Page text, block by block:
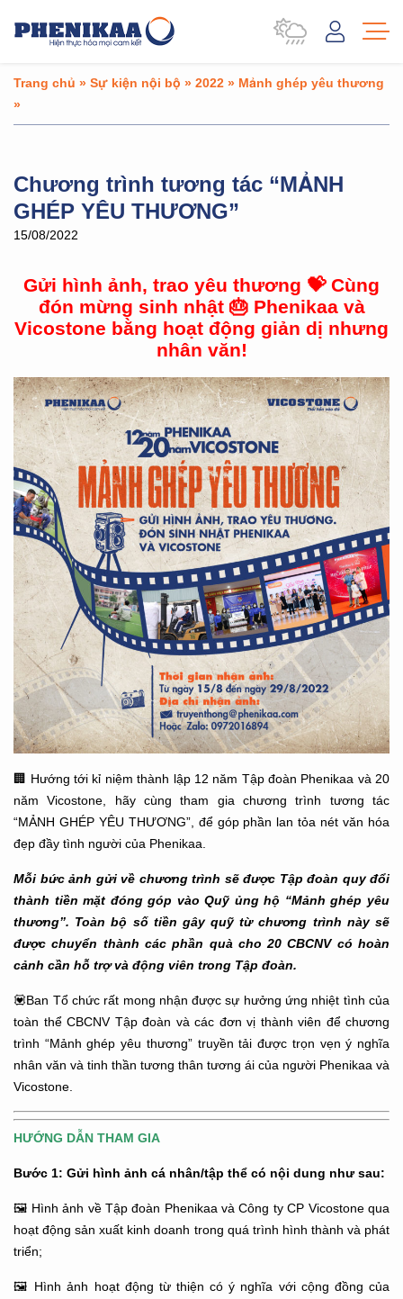
Trang chủ » Sự kiện nội bộ » 2022 » Mảnh ghép yêu thương
»
Chương trình tương tác “MẢNH
GHÉP YÊU THƯƠNG”
15/08/2022
Gửi hình ảnh, trao yêu thương 💝 Cùng
đón mừng sinh nhật 🎂 Phenikaa và
Vicostone bằng hoạt động giản dị nhưng
nhân văn!
🏢 Hướng tới kỉ niệm thành lập 12 năm Tập đoàn Phenikaa và 20
năm Vicostone, hãy cùng tham gia chương trình tương tác
“MẢNH GHÉP YÊU THƯƠNG”, để góp phần lan tỏa nét văn hóa
đẹp đầy tình người của Phenikaa.
Mỗi bức ảnh gửi về chương trình sẽ được Tập đoàn quy đổi
thành tiền mặt đóng góp vào Quỹ ủng hộ “Mảnh ghép yêu
thương”. Toàn bộ số tiền gây quỹ từ chương trình này sẽ
được chuyển thành các phần quà cho 20 CBCNV có hoàn
cảnh cần hỗ trợ và động viên trong Tập đoàn.
💟Ban Tổ chức rất mong nhận được sự hưởng ứng nhiệt tình của
toàn thể CBCNV Tập đoàn và các đơn vị thành viên để chương
trình “Mảnh ghép yêu thương” truyền tải được trọn vẹn ý nghĩa
nhân văn và tinh thần tương thân tương ái của người Phenikaa và
Vicostone.
HƯỚNG DẪN THAM GIA
Bước 1: Gửi hình ảnh cá nhân/tập thể có nội dung như sau:
🖼 Hình ảnh về Tập đoàn Phenikaa và Công ty CP Vicostone qua
hoạt động sản xuất kinh doanh trong quá trình hình thành và phát
triển;
🖼 Hình ảnh hoạt động từ thiện có ý nghĩa với cộng đồng của